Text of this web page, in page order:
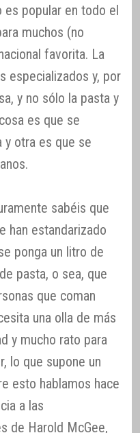
es popular en todo el
muchos (no
favorita. La
especializados y, por
y no sólo la pasta y
es que se
y otra es que se
sabéis que
han estandarizado
ponga un litro de
pasta, o sea, que
que coman
una olla de más
y mucho rato para
lo que supone un
esto hablamos hace
a las
de Harold McGee,